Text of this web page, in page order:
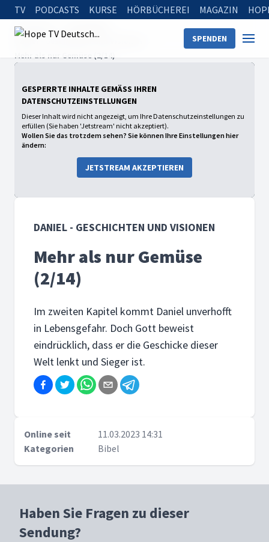
TV PODCASTS KURSE HÖRBÜCHEREI MAGAZIN
SPENDEN
Startseite
Daniel - Geschichten und Visionen
Mehr als nur Gemüse (2/14)
GESPERRTE INHALTE GEMÄSS IHREN D
ATENSCHUTZEINSTELLUNGEN
Dieser Inhalt wird nicht angezeigt, um Ihre Datenschutzeinstellungen zu
erfüllen (Sie haben 'Jetstream' nicht akzeptiert).
Wollen Sie das trotzdem sehen? Sie können Ihre Einstellungen hier
ändern:
JETSTREAM AKZEPTIEREN
DANIEL - GESCHICHTEN UND VISIONEN
Mehr als nur Gemüse
(2/14)
Im zweiten Kapitel kommt Daniel unverhofft
in Lebensgefahr. Doch Gott beweist
eindrücklich, dass er die Geschicke dieser
Welt lenkt und Sieger ist.
Online seit
11.03.2023 14:31
Kategorien
Bibel
Haben Sie Fragen zu dieser
Sendung?